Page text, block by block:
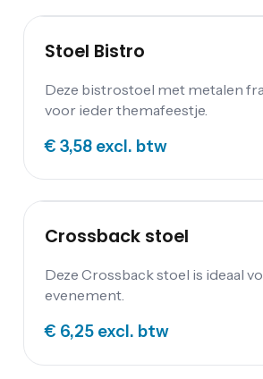
Stoel Bistro
Deze bistrostoel met metalen
voor ieder themafeestje.
€ 3,58 excl. btw
Crossback stoel
Deze Crossback stoel is ideaal
evenement.
€ 6,25 excl. btw